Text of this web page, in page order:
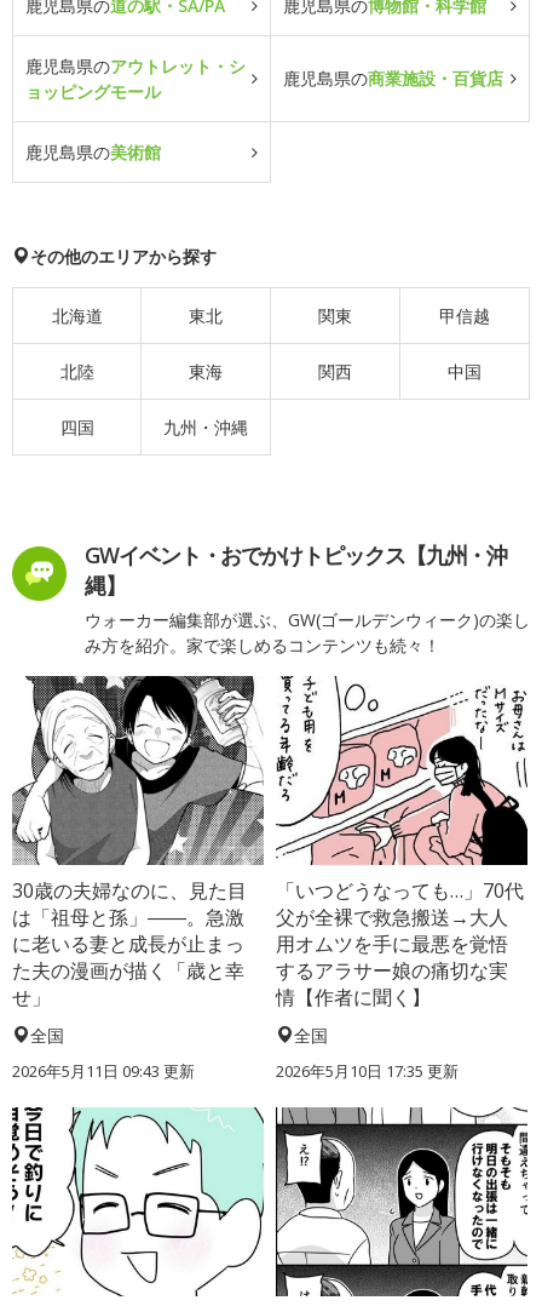
鹿児島県の道の駅・SA/PA 鹿児島県の博物館・科学館
鹿児島県のアウトレット・シ
ョッピングモール
鹿児島県の商業施設・百貨店
鹿児島県の美術館
その他のエリアから探す
北海道 東北 関東 甲信越
北陸 東海 関西 中国
四国 九州・沖縄
GWイベント・おでかけトピックス【九州・沖
縄】
ウォーカー編集部が選ぶ、GW(ゴールデンウィーク)の楽し
み方を紹介。家で楽しめるコンテンツも続々！
30歳の夫婦なのに、見た目
は「祖母と孫」――。急激
に老いる妻と成長が止まっ
た夫の漫画が描く「歳と幸
せ」
全国
2026年5月11日 09:43 更新
「いつどうなっても…」70代
父が全裸で救急搬送→大人
用オムツを手に最悪を覚悟
するアラサー娘の痛切な実
情【作者に聞く】
全国
2026年5月10日 17:35 更新